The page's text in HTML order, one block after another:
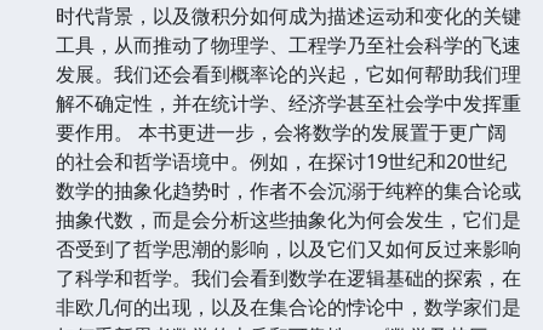
时代背景，以及微积分如何成为描述运动和变化的关键
工具，从而推动了物理学、工程学乃至社会科学的飞速
发展。我们还会看到概率论的兴起，它如何帮助我们理
解不确定性，并在统计学、经济学甚至社会学中发挥重
要作用。 本书更进一步，会将数学的发展置于更广阔
的社会和哲学语境中。例如，在探讨19世纪和20世纪
数学的抽象化趋势时，作者不会沉溺于纯粹的集合论或
抽象代数，而是会分析这些抽象化为何会发生，它们是
否受到了哲学思潮的影响，以及它们又如何反过来影响
了科学和哲学。我们会看到数学在逻辑基础的探索，在
非欧几何的出现，以及在集合论的悖论中，数学家们是